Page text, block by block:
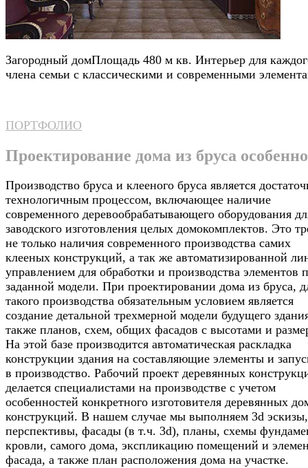
Загородный домПлощадь 480 м кв. Интерьер для
члена семьи с классическими и современными
ПОРТФОЛИО
Проектирование дома из бруса
Производство бруса и клееного бруса является
технологичным процессом, включающее наличие
современного деревообрабатывающего оборудования
заводского изготовления целых домокомплектов. Это
не только наличия современного производства самих
клееных конструкций, а так же автоматизированной
управлением для обработки и производства элементов
заданной модели. При проектировании дома из бруса,
такого производства обязательным условием является
создание детальной трехмерной модели будущего
также планов, схем, общих фасадов с высотами и
На этой базе производится автоматическая раскладка
конструкции здания на составляющие элементы и
в производство. Рабочий проект деревянных
делается специалистами на производстве с учетом
особенностей конкретного изготовителя деревянных
конструкций. В нашем случае мы выполняем 3d
перспективы, фасады (в т.ч. 3d), планы, схемы
кровли, самого дома, экспликацию помещений и
фасада, а также план расположения дома на участке.